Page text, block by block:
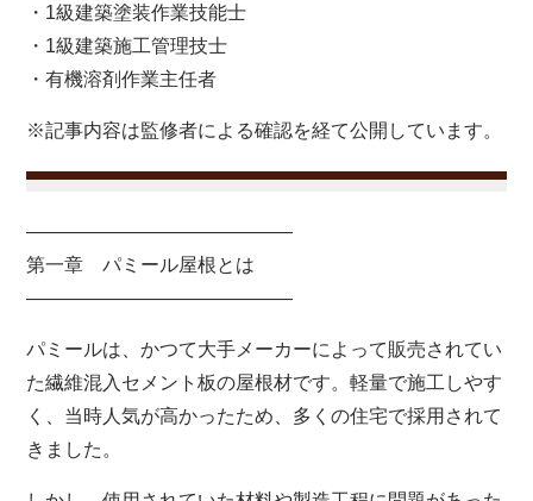
・1級建築塗装作業技能士
・1級建築施工管理技士
・有機溶剤作業主任者
※記事内容は監修者による確認を経て公開しています。
――――――――――――――
第一章 パミール屋根とは
――――――――――――――
パミールは、かつて大手メーカーによって販売されてい
た繊維混入セメント板の屋根材です。軽量で施工しやす
く、当時人気が高かったため、多くの住宅で採用されて
きました。